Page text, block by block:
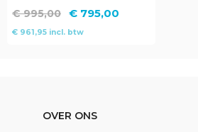
€995,00
Oorspronkelijke
prijs
€ 795,00
€ 961,95 incl. btw
OVER ONS